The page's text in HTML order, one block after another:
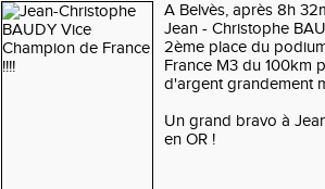
A Belvès, après 8h
Jean - Christophe
2ème place du
France M3 du 100km
d'argent grandement
Un grand bravo à
en OR !